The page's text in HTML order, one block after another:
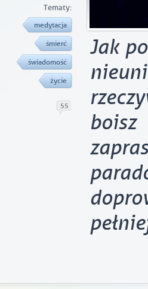
Jak
boisz
Tematy:
medytacja
śmierć
świadomość
życie
55